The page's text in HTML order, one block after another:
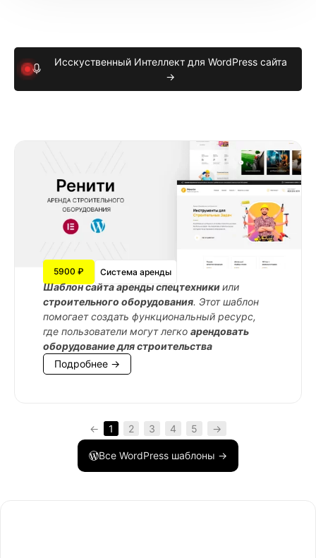
Исскуственный Интеллект для WordPress сайта
→
5900 ₽ Система аренды
Шаблон сайта аренды спецтехникиили
строительного оборудования. Этот шаблон
помогает создать функциональный ресурс,
где пользователи могут легко арендовать
оборудование для строительства
Подробнее →
← 1 2 3 4 5 →
Все WordPress шаблоны →